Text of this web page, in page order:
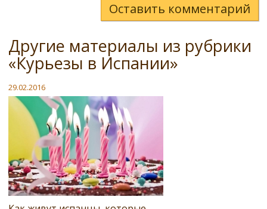
Оставить комментарий
Другие материалы из рубрики
«Курьезы в Испании»
29.02.2016